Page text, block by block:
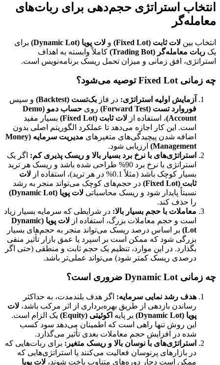
انتخاب استراتژی حجم‌دهی برای ربات‌های
معامله‌گر
انتخاب بین لات ثابت (Fixed Lot) و لات پویا (Dynamic Lot)
برای
یک ربات معامله‌گر (Trading Bot)
کاملاً وابسته به اهداف
استراتژی، افق زمانی و میزان تحمل ریسک برنامه‌نویس است.
چه زمانی Fixed Lot توصیه می‌شود؟
آزمایش اولیه استراتژی: در فاز بک‌تست (Backtest)
و سپس
فوروارد تست (Forward Test)
روی
حساب دمو (Demo
Account) ، استفاده از لات ثابت (Fixed Lot)
بسیار مفید
است. این کار اجازه می‌دهد تا عملکرد الگوریتم اصلی بدون
اضافه شدن پیچیدگی‌های متغیرهای
مدیریت سرمایه (Money
Management)
ارزیابی شود.
استراتژی‌های با نرخ برد بسیار بالا و ریسک پذیری کم: اگر یک
استراتژی با نرخ برد 90% طراحی شده باشد و ریسک هر ترید
بسیار کوچک باشد (مثلاً 0.1% در هر ترید)، استفاده از
لات
ثابت (Fixed Lot)
در حجم‌های کوچک می‌تواند منجر به رشد
نسبتاً پایدار شود و ریسک محاسباتی لات پویا (Dynamic Lot)
را حذف کند.
معاملات با حجم بسیار بالا: در شرایطی که سرمایه بسیار زیاد
است و حجم معاملات بزرگ، استفاده از
لات پویا (Dynamic
Lot) بر اساس درصد ریسک می‌تواند منجر به حجم‌های بسیار
بزرگی شود که ممکن است بر اسپرد یا عمق بازار تأثیر منفی
بگذارد. در این موارد، تنظیم یک حجم ثابت و منطقی (حتی اگر
درصدی ریسک کمتر شود) می‌تواند عملی‌تر باشد.
چه زمانی Dynamic Lot ضروری است؟
هدف رشد نمایی سرمایه: اگر هدف بلندمدت، به حداکثر
رساندن بازدهی از طریق بهره‌برداری از اثر مرکب باشد، لات
پویا (Dynamic Lot)
بر پایه اکوئیتی (Equity)
یک الزام است.
این روش تنها راهی است که اطمینان می‌دهد سود کسب
شده در افزایش حجم معاملات بعدی تأثیر می‌گذارد.
استراتژی‌های با نوسان بالا و ریسک متغیر: برای ربات‌هایی که
در بازارهای پرنوسان فعالیت می‌کنند یا استراتژی‌هایی که
ممکن است دچار دوره‌های متناوب باخت شوند، لات پویا